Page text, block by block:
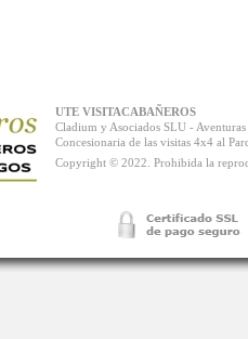
UTE VISITACABAÑEROS
Cladium y Asociados SLU -
Concesionaria de las visitas 4x4 al
Copyright © 2022. Prohibida la